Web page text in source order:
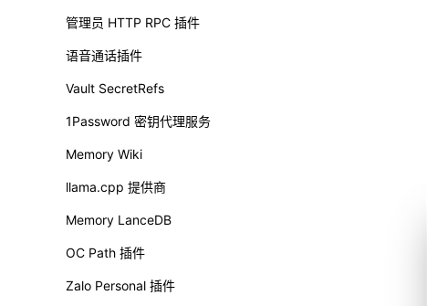
管理员 HTTP RPC 插件
语音通话插件
Vault SecretRefs
1Password 密钥代理服务
Memory Wiki
llama.cpp 提供商
Memory LanceDB
OC Path 插件
Zalo Personal 插件